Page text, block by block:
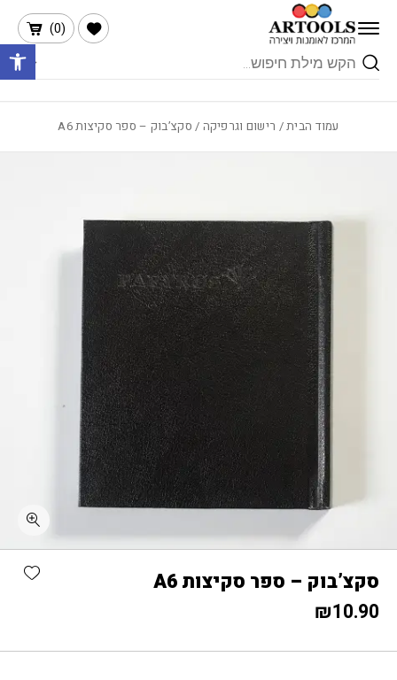
Skip to Content
Products
search
(
0
)
הרשימה שלי
עמוד הבית/ רישום וגרפיקה / סקצ’בוק – ספר סקיצות A6
סקצ’בוק – ספר סקיצות A6
₪10.90
בחזרה למעלה